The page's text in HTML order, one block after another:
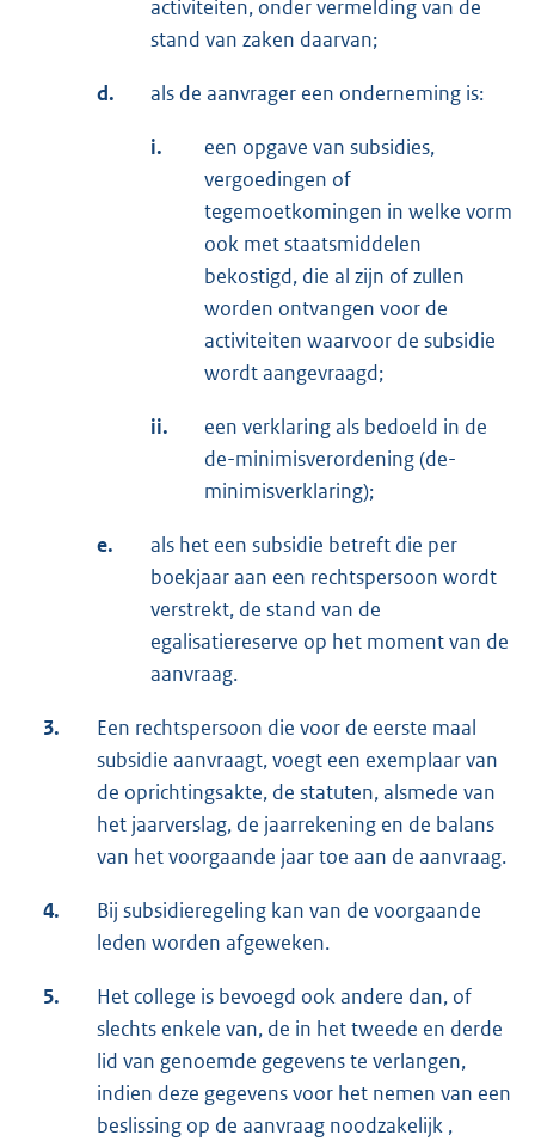
activiteiten, onder vermelding van de
stand van zaken daarvan;
d. als de aanvrager een onderneming is:
i.
een opgave van subsidies,
vergoedingen of
tegemoetkomingen in welke vorm
ook met staatsmiddelen
bekostigd, die al zijn of zullen
worden ontvangen voor de
activiteiten waarvoor de subsidie
wordt aangevraagd;
ii.
een verklaring als bedoeld in de
de-minimisverordening (de-
minimisverklaring);
e.
als het een subsidie betreft die per
boekjaar aan een rechtspersoon wordt
verstrekt, de stand van de
egalisatiereserve op het moment van de
aanvraag.
3.
Een rechtspersoon die voor de eerste maal
subsidie aanvraagt, voegt een exemplaar van
de oprichtingsakte, de statuten, alsmede van
het jaarverslag, de jaarrekening en de balans
van het voorgaande jaar toe aan de aanvraag.
4.
Bij subsidieregeling kan van de voorgaande
leden worden afgeweken.
5.
Het college is bevoegd ook andere dan, of
slechts enkele van, de in het tweede en derde
lid van genoemde gegevens te verlangen,
indien deze gegevens voor het nemen van een
beslissing op de aanvraag noodzakelijk ,